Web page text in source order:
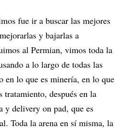
fue ir a buscar las mejores
y bajarlas a
al Permian, vimos toda la
a lo largo de todas las
en lo que es minería, en lo que
tratamiento, después en la
delivery on pad, que es
Toda la arena en sí misma, la